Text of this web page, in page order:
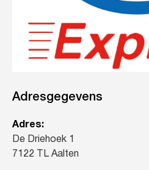
Adresgegevens
Adres:
De Driehoek 1
7122 TL Aalten